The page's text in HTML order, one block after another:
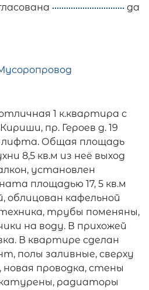
да
1 к.квартира с
пр. Героев д. 19
лифта. Общая площадь
8,5 кв.м из неё выход
установлен
площадью 17, 5 кв.м
облицован кафельной
трубы поменяны,
на воду. В прихожей
В квартире сделан
полы заливные, сверху
проводка, стены
радиаторы